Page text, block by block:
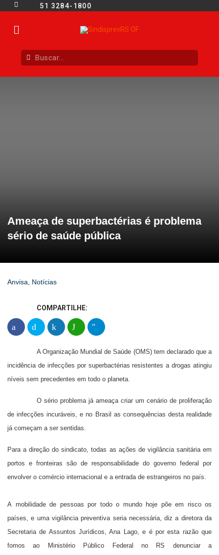
51 3284-1800
Ameaça de superbactérias é problema
sério de saúde pública
Anvisa, Notícias
COMPARTILHE:
A Organização Mundial de Saúde (OMS) tem declarado que a
incidência de infecções por superbactérias resistentes a drogas atingiu
níveis sem precedentes em todo o planeta.
O sério problema já ameaça criar um cenário de proliferação
de infecções incuráveis, e no Brasil as consequências desta realidade
já começam a ser sentidas.
Para a direção do sindicato, todas as ações de vigilância sanitária em
portos e fronteiras são de responsabilidade do governo federal por
envolver o comércio internacional e a entrada de estrangeiros no país.
A mobilidade de pessoas por todo o mundo hoje põe em risco os
países, e uma vigilância preventiva seria necessária, diz a diretora da
Secretaria de Assuntos Jurídicos, Ana Lago, e é por esta razão que
fomos ao Ministério Público Federal no RS denunciar a